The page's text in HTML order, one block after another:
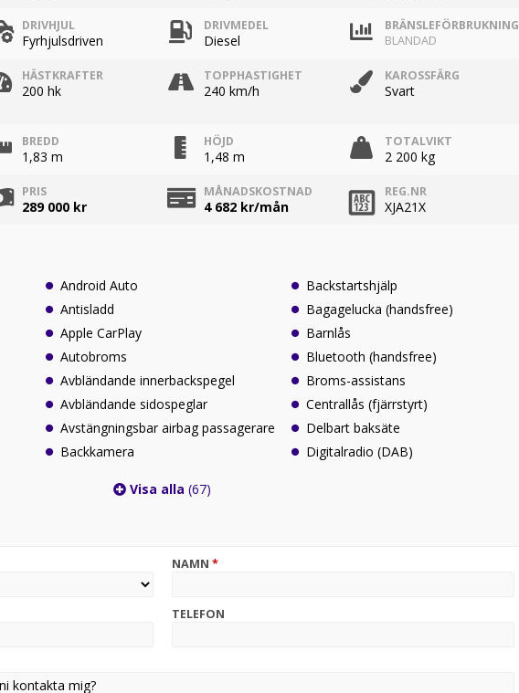
DRIVHJUL
Fyrhjulsdriven
DRIVMEDEL
Diesel
BRÄNSLEFÖRBRUKNING
BLANDAD
HÄSTKRAFTER
200 hk
TOPPHASTIGHET
240 km/h
KAROSSFÄRG
Svart
BREDD
1,83 m
HÖJD
1,48 m
TOTALVIKT
2 200 kg
PRIS
289 000 kr
MÅNADSKOSTNAD
4 682kr/mån
REG.NR
XJA21X
Android Auto
Antisladd
Apple CarPlay
Autobroms
Avbländande innerbackspegel
Avbländande sidospeglar
Avstängningsbar airbag passagerare
Backkamera
Backstartshjälp
Bagagelucka (handsfree)
Barnlås
Bluetooth (handsfree)
Broms-assistans
Centrallås (fjärrstyrt)
Delbart baksäte
Digitalradio (DAB)
Visa alla(67)
NAMN *
TELEFON